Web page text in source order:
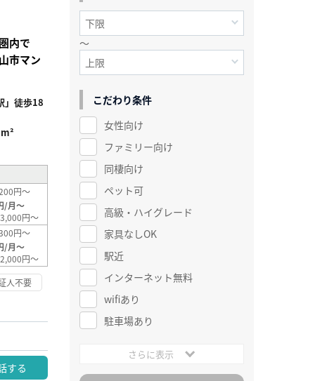
内で
市マン
」徒歩18
円～
/月～
円～
円～
/月～
円～
人不要
する
～
こだわり条件
女性向け
ファミリー向け
同棲向け
ペット可
高級・ハイグレード
家具なしOK
駅近
インターネット無料
wifiあり
駐車場あり
さらに表示